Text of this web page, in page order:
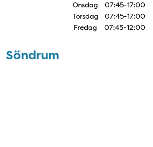
Onsdag
07:45-17:00
Torsdag
07:45-17:00
Fredag
07:45-12:00
Söndrum